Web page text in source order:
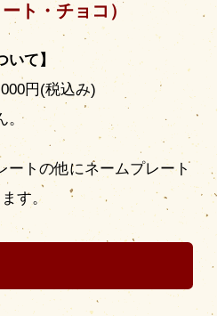
ト・チョコ）
て】
円(税込み)
。
ートの他にネームプレート
す。